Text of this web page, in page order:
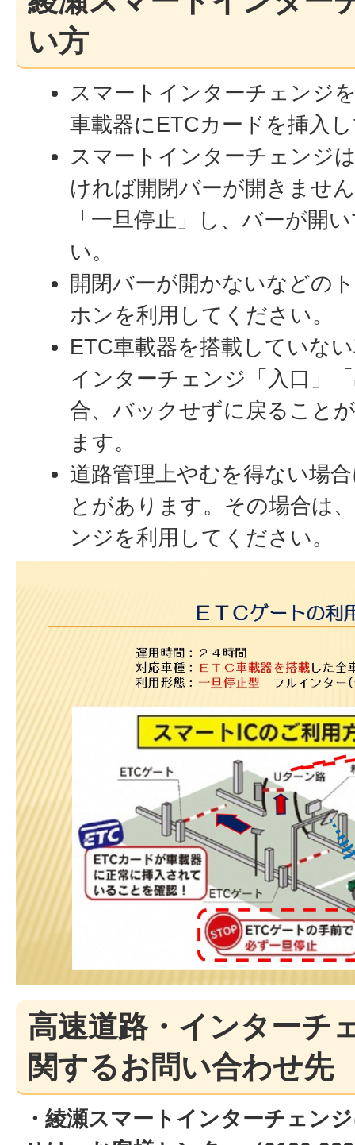
い方
スマートインターチェンジ
車載器にETCカードを挿入
スマートインターチェンジ
ければ開閉バーが開きませ
「一旦停止」し、バーが開
い。
開閉バーが開かないなどの
ホンを利用してください。
ETC車載器を搭載していな
インターチェンジ「入口」
合、バックせずに戻ること
ます。
道路管理上やむを得ない場
とがあります。その場合は
ンジを利用してください。
高速道路・インターチ
関するお問い合わせ先
・綾瀬スマートインターチェン